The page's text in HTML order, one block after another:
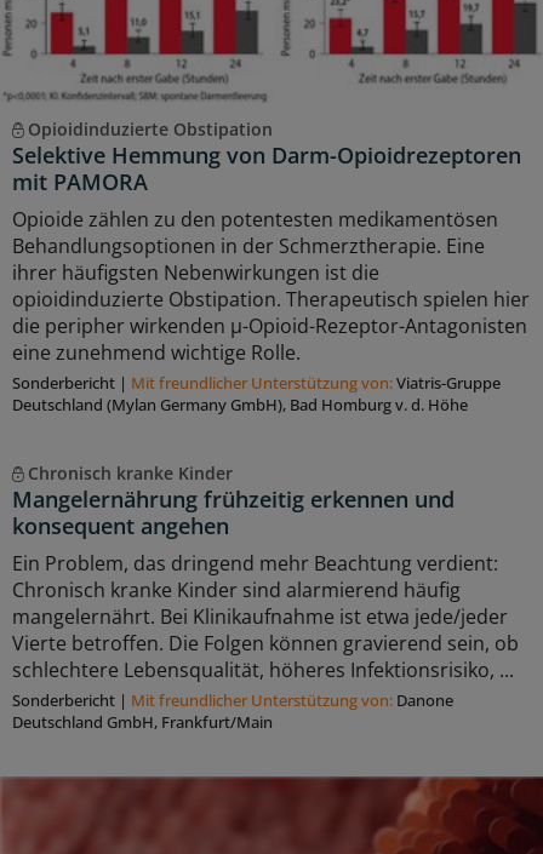
Opioidinduzierte Obstipation
Selektive Hemmung von Darm-Opioidrezeptoren
mit PAMORA
Opioide zählen zu den potentesten medikamentösen
Behandlungsoptionen in der Schmerztherapie. Eine
ihrer häuﬁgsten Nebenwirkungen ist die
opioidinduzierte Obstipation. Therapeutisch spielen hier
die peripher wirkenden μ-Opioid-Rezeptor-Antagonisten
eine zunehmend wichtige Rolle.
Sonderbericht | Mit freundlicher Unterstützung von:Viatris-Gruppe
Deutschland (Mylan Germany GmbH), Bad Homburg v. d. Höhe
Chronisch kranke Kinder
Mangelernährung frühzeitig erkennen und
konsequent angehen
Ein Problem, das dringend mehr Beachtung verdient:
Chronisch kranke Kinder sind alarmierend häufig
mangelernährt. Bei Klinikaufnahme ist etwa jede/jeder
Vierte betroffen. Die Folgen können gravierend sein, ob
schlechtere Lebensqualität, höheres Infektionsrisiko, ...
Sonderbericht | Mit freundlicher Unterstützung von: Danone
Deutschland GmbH, Frankfurt/Main